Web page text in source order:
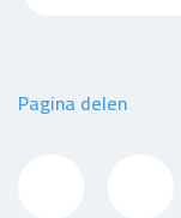
Pagina delen